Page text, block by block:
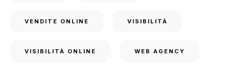
VENDITE ONLINE VISIBILITÀ
VISIBILITÀ ONLINE WEB AGENCY